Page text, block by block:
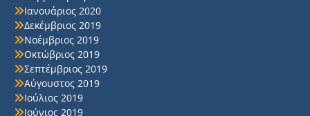
Ιανουάριος 2020
Δεκέμβριος 2019
Νοέμβριος 2019
Οκτώβριος 2019
Σεπτέμβριος 2019
Αύγουστος 2019
Ιούλιος 2019
Ιούνιος 2019